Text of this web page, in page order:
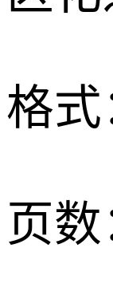
格式
页数